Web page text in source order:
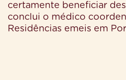
certamente beneficiar
conclui o médico
Residências emeis em